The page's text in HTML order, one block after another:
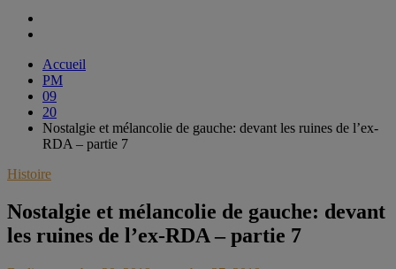
Accueil
PM
09
20
Nostalgie et mélancolie de gauche: devant les ruines de l’ex-
RDA – partie 7
Histoire
Nostalgie et mélancolie de gauche: devant
les ruines de l’ex-RDA – partie 7